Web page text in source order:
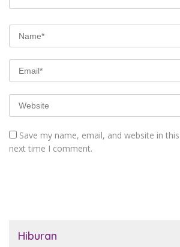
Save my name, email, and website in
next time I comment.
Hiburan